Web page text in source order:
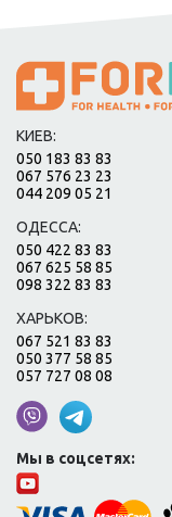
КИЕВ:
050 183 83 83
067 576 23 23
044 209 05 21
ОДЕССА:
050 422 83 83
067 625 58 85
098 322 83 83
ХАРЬКОВ:
067 521 83 83
050 377 58 85
057 727 08 08
Мы в соцсетях: